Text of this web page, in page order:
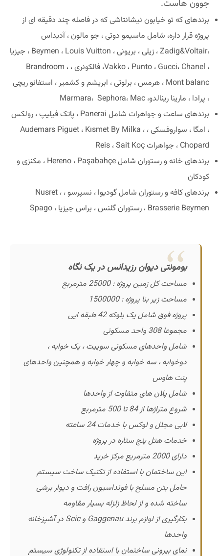
جوون هاست.
برندهای که تو خیابون نیشانتاشی که در فاصله چند دقیقه ای از
پروژه قرار داره، شامل ماسیمو دوتی ، جو مالون ، آدیداس
،Zadig&Voltair ، زیلی ، بریونی ، Beymen ، Louis Vuitton ، جیزیا
، Vakko ، Punto ، Gucci، Chanel، فالکونری ، Brandroom ،
Mont balanc ، هرمس ، برلوتی ، ابریشم و کشمیر ، استفانو ریچی
، پرادا ، مارینا رینالدو، Marmara، Sephora، Mac
برندهای ساعت و جواهرات شامل Panerai ، پاتک فیلیپ ، رولکس
، امگا ، سواروفسکی ، Audemars Piguet ، Kısmet By Milka ،
Chopard ، جواهرات Reis ، Sait Koç
برندهای خانه و رستوران شامل Hereno ، Paşabahçe ، مکنزی و
کودکان
برندهای کافه و رستوران شامل گودیوا ، نسپرسو ، Nusret ،
Brasserie Beymen ، رستوران گلنس ، براس جیزیا ، Spago
بومونتی دیوان رزیدانس در یک نگاه
مساحت کل زمین پروژه : 25000 مترمربع
مساحت زیر بنا پروژه : 1500000
پروژه فوق شامل یک بلوکه 42 طبقه ایی
مجموعا 308 واحد مسکونی
شامل واحدهای مسکونی سوییت ، یک خوابه ،
دوخوابه ، سه خوابه و چهار خوابه و همچنین واحدهای
پنت هاوس
شامل پلان های متفاوت از واحدها
شروع متراژها از 84 تا 500 مترمربع
لابی مجلل و لوکس با خدمات 24 ساعته
خدمات هتل پنج ستاره در پروژه
دارای 2000 مترمربع مرکز خرید
این ساختمان با استفاده از تکنیک ساخت سیستم
حامل بتن مسلح با فونداسیون رافت و دیوار برشی
ساخته شده و از لحاظ زلزله بسیار مقاومه
بکارگیری از لوازم برند Gaggenau و Scic در آشپزخانه
واحدها
نمای بیرونی ساختمان با استفاده از تکنولوژی سیستم